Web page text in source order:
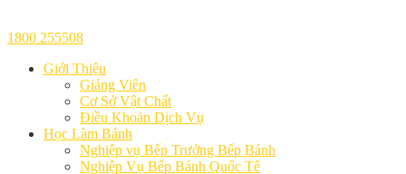
1800 255508
Giới Thiệu
Giảng Viên
Cơ Sở Vật Chất
Điều Khoản Dịch Vụ
Học Làm Bánh
Nghiệp vụ Bếp Trưởng Bếp Bánh
Nghiệp Vụ Bếp Bánh Quốc Tế